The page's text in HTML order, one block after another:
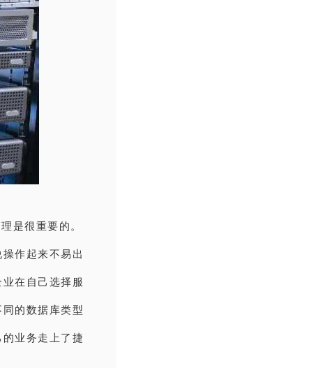
是很重要的。
作起来不易出
在自己选择服
的数据库类型
业务走上了捷